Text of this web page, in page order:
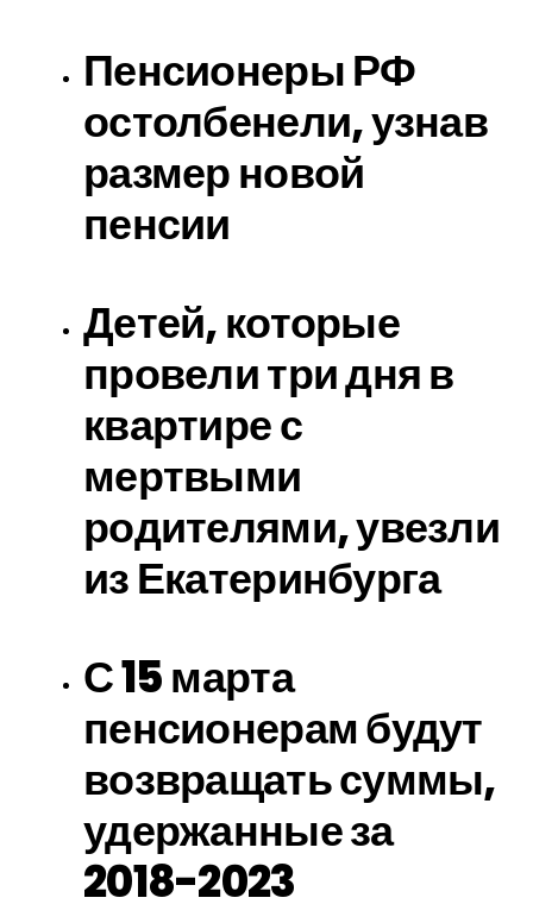
Пенсионеры РФ
остолбенели, узнав
размер новой
пенсии
Детей, которые
провели три дня в
квартире с
мертвыми
родителями, увезли
из Екатеринбурга
С 15 марта
пенсионерам будут
возвращать суммы,
удержанные за
2018-2023